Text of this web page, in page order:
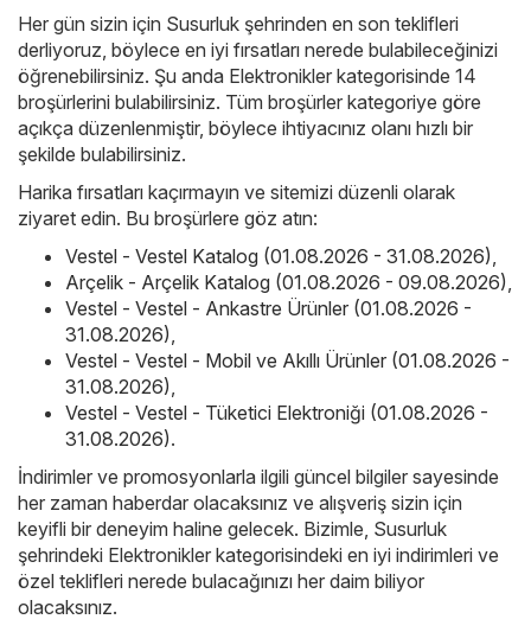
Her gün sizin için Susurluk şehrinden en son teklifleri
derliyoruz, böylece en iyi fırsatları nerede bulabileceğinizi
öğrenebilirsiniz. Şu anda Elektronikler kategorisinde 14
broşürlerini bulabilirsiniz. Tüm broşürler kategoriye göre
açıkça düzenlenmiştir, böylece ihtiyacınız olanı hızlı bir
şekilde bulabilirsiniz.
Harika fırsatları kaçırmayın ve sitemizi düzenli olarak
ziyaret edin. Bu broşürlere göz atın:
Vestel - Vestel Katalog (01.08.2026 - 31.08.2026),
Arçelik - Arçelik Katalog (01.08.2026 - 09.08.2026),
Vestel - Vestel - Ankastre Ürünler (01.08.2026 -
31.08.2026),
Vestel - Vestel - Mobil ve Akıllı Ürünler (01.08.2026 -
31.08.2026),
Vestel - Vestel - Tüketici Elektroniği (01.08.2026 -
31.08.2026).
İndirimler ve promosyonlarla ilgili güncel bilgiler sayesinde
her zaman haberdar olacaksınız ve alışveriş sizin için
keyifli bir deneyim haline gelecek. Bizimle, Susurluk
şehrindeki Elektronikler kategorisindeki en iyi indirimleri ve
özel teklifleri nerede bulacağınızı her daim biliyor
olacaksınız.